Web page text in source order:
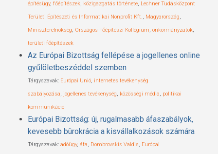
építésügy, főépítészek, közigazgatás története, Lechner Tudásközpont
Területi Építészeti és Informatikai Nonprofit Kft., Magyarország,
Miniszterelnökség, Országos Főépítészi Kollégium, önkormányzatok,
területi főépítészek
Az Európai Bizottság fellépése a jogellenes online
gyűlöletbeszéddel szemben
Tárgyszavak: Európai Unió, internetes tevékenység
szabályozása, jogellenes tevékenység, közösségi média, politikai
kommunikáció
Európai Bizottság: új, rugalmasabb áfaszabályok,
kevesebb bürokrácia a kisvállalkozások számára
Tárgyszavak: adóügy, áfa, Dombrovskis Valdis, Európai